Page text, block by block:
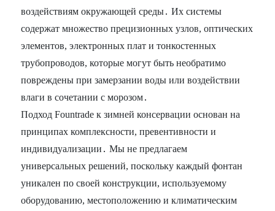
воздействиям окружающей среды․ Их системы
содержат множество прецизионных узлов, оптических
элементов, электронных плат и тонкостенных
трубопроводов, которые могут быть необратимо
повреждены при замерзании воды или воздействии
влаги в сочетании с морозом․
Подход Fountrade к зимней консервации основан на
принципах комплексности, превентивности и
индивидуализации․ Мы не предлагаем
универсальных решений, поскольку каждый фонтан
уникален по своей конструкции, используемому
оборудованию, местоположению и климатическим